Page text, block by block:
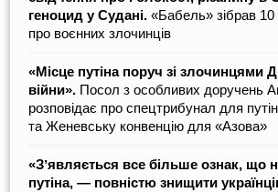
геноцид у Судані. «Бабель» зібрав
про воєнних злочинців
«Місце путіна поруч зі злочинцями
війни». Посол з особливих доручень
розповідає про спецтрибунал для
та Женевську конвенцію для «Азова»
«Зʼявляється все більше ознак, що
путіна, — повністю знищити